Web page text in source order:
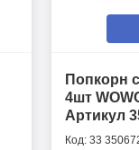
Попкорн
4шт
Артикул
33